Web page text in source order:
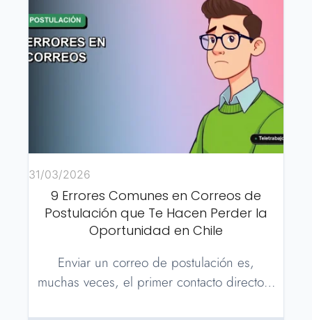
31/03/2026
9 Errores Comunes en Correos de
Postulación que Te Hacen Perder la
Oportunidad en Chile
Enviar un correo de postulación es,
muchas veces, el primer contacto directo…